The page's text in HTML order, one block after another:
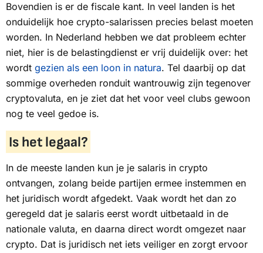
Bovendien is er de fiscale kant. In veel landen is het
onduidelijk hoe crypto-salarissen precies belast moeten
worden. In Nederland hebben we dat probleem echter
niet, hier is de belastingdienst er vrij duidelijk over: het
wordt gezien als een loon in natura. Tel daarbij op dat
sommige overheden ronduit wantrouwig zijn tegenover
cryptovaluta, en je ziet dat het voor veel clubs gewoon
nog te veel gedoe is.
Is het legaal?
In de meeste landen kun je je salaris in crypto
ontvangen, zolang beide partijen ermee instemmen en
het juridisch wordt afgedekt. Vaak wordt het dan zo
geregeld dat je salaris eerst wordt uitbetaald in de
nationale valuta, en daarna direct wordt omgezet naar
crypto. Dat is juridisch net iets veiliger en zorgt ervoor